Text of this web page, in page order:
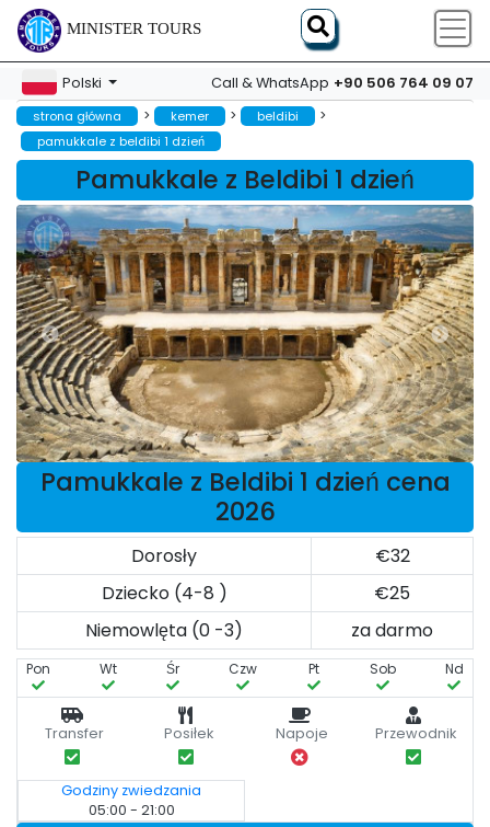
MINISTER TOURS
Polski Call & WhatsApp +90 506 764 09 07
strona główna > kemer > beldibi >
pamukkale z beldibi 1 dzień
Pamukkale z Beldibi 1 dzień
Pamukkale z Beldibi 1 dzień cena
2026
Dorosły
€32
Dziecko (4-8 )
€25
Niemowlęta (0 -3)
za darmo
Pon Wt Śr Czw Pt Sob Nd
Transfer Posiłek Napoje Przewodnik
Godziny zwiedzania
05:00 - 21:00